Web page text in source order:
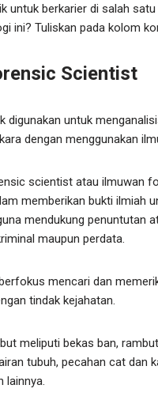
untuk berkarier di salah
ini? Tuliskan pada kolom
Scientist
digunakan untuk
dengan menggunakan
scientist atau ilmuwan
memberikan bukti ilmiah
mendukung penuntutan
maupun perdata.
mencari dan
tindak kejahatan.
meliputi bekas ban,
tubuh, pecahan cat dan
lainnya.